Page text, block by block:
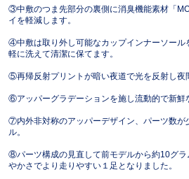
③中敷のつま先部分の裏側に消臭機能素材「
イを軽減します。
④中敷は取り外し可能なカップインナーソール
軽に洗えて清潔に保てます。
⑤再帰反射プリントが暗い夜道で光を反射し夜
⑥アッパーグラデーションを施し流動的で新鮮
⑦内外非対称のアッパーデザイン、パーツ数が
ル。
⑧パーツ構成の見直して前モデルから約10グ
やかさでより走りやすい１足となりました。